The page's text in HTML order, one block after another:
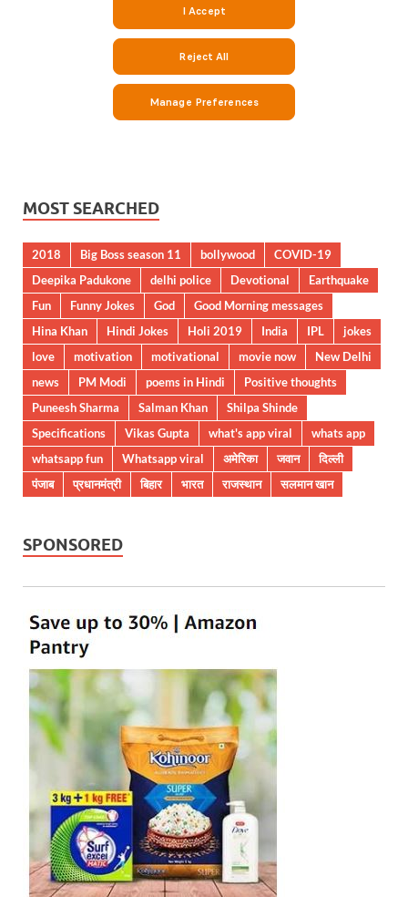
MOST SEARCHED
2018 Big Boss season 11 bollywood
COVID-19
Deepika Padukone
delhi police Devotional
Earthquake
Fun
Funny Jokes God
Good Morning messages
Hina Khan
Hindi Jokes Holi 2019 India IPL
jokes
love
motivation motivational movie now
New Delhi
news
PM Modi poems in Hindi
Positive thoughts
Puneesh Sharma
Salman Khan
Shilpa Shinde
Specifications
Vikas Gupta what's app viral
whats app
whatsapp fun
Whatsapp viral अमेरिका जवान
दिल्ली
पंजाब
प्रधानमंत्री बिहार भारत राजस्थान सलमान खान
SPONSORED